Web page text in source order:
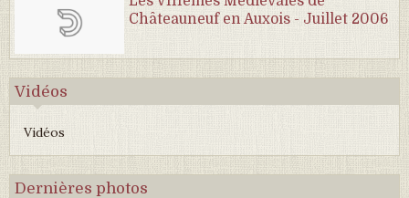
Châteauneuf en Auxois - Juillet 2006
Vidéos
Vidéos
Dernières photos